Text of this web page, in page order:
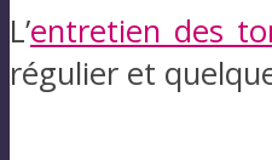
L’entretien des
régulier et